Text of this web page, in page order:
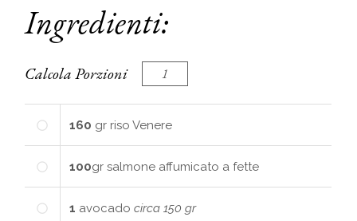
Ingredienti:
Calcola Porzioni
160 gr riso Venere
100gr salmone affumicato a fette
1 avocadocirca 150 gr